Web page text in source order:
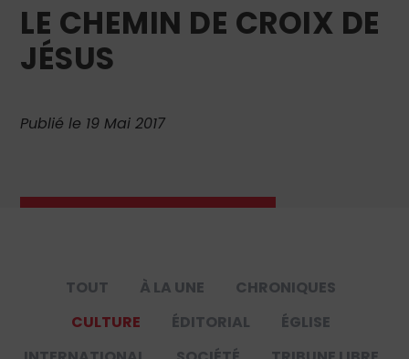
LE CHEMIN DE CROIX DE
JÉSUS
Publié le 19 Mai 2017
TOUT À LA UNE
CHRONIQUES
CULTURE
ÉDITORIAL
ÉGLISE